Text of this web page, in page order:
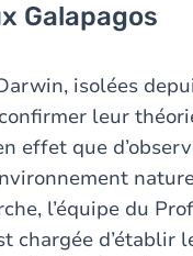
Galapagos
isolées
leur
effet que
l’équipe du
chargée